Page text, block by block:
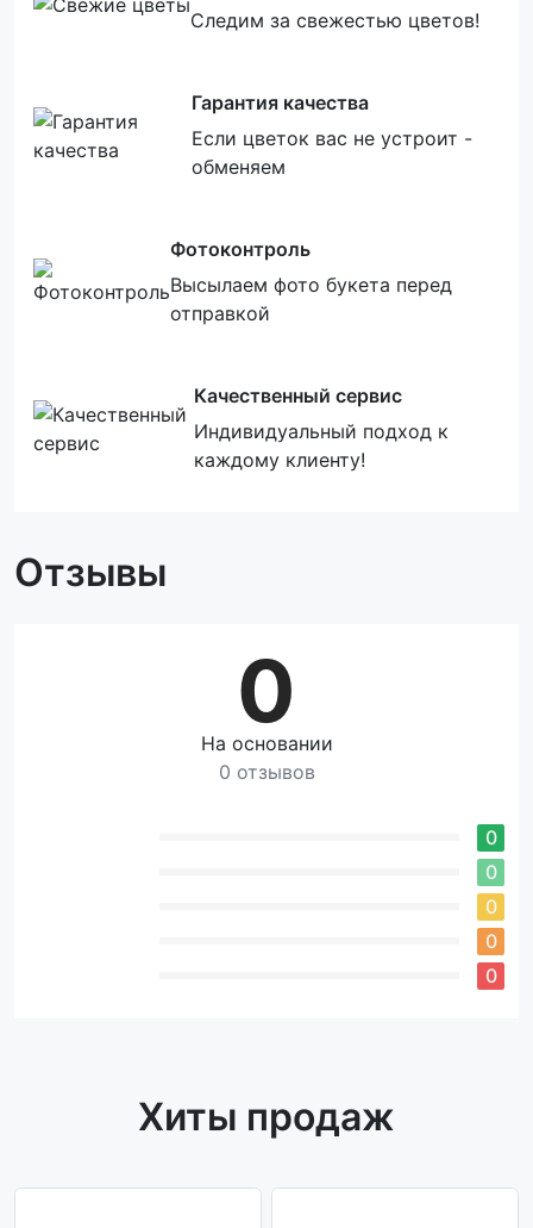
Следим за свежестью цветов!
Гарантия качества
Если цветок вас не устроит -
обменяем
Фотоконтроль
Высылаем фото букета перед
отправкой
Качественный сервис
Индивидуальный подход к
каждому клиенту!
Отзывы
0
На основании
0 отзывов
0
0
0
0
0
Хиты продаж